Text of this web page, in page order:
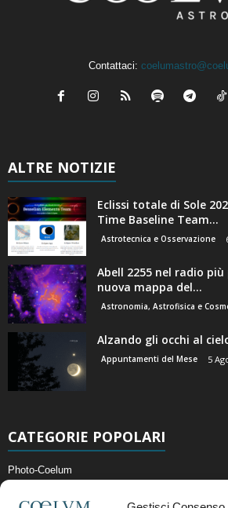
Contattaci:
ALTRE NOTIZIE
Eclissi totale di Sole
Time Baseline Team...
Astrotecnica e Osservazione
Abell 2255 nel radio
nuova mappa del...
Astronomia, Astrofisica e
Alzando gli occhi al
Appuntamenti del Mese 5
CATEGORIE POPOLARI
Photo-Coelum